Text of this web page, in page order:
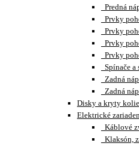
Predná
Prvky
Prvky
Prvky
Prvky
Spínače a
Zadná
Zadná
Disky a kryty
Elektrické
Káblové
Klaksón,